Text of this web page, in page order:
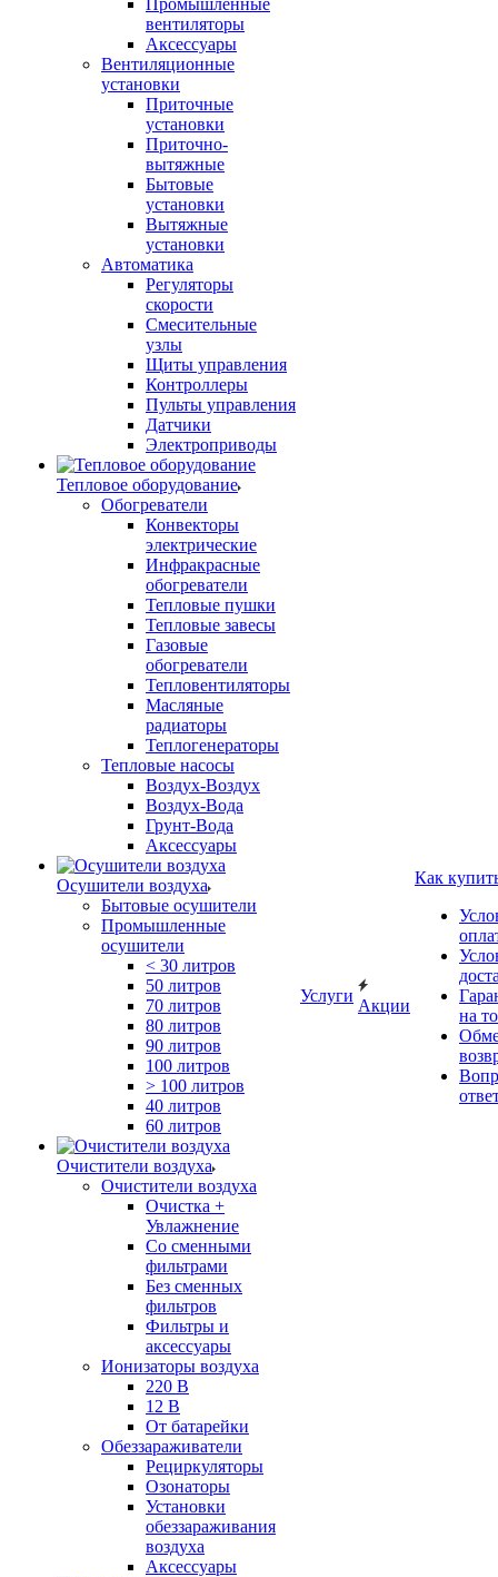
Промышленные
вентиляторы
Аксессуары
Вентиляционные
установки
Приточные
установки
Приточно-
вытяжные
Бытовые
установки
Вытяжные
установки
Автоматика
Регуляторы
скорости
Смесительные
узлы
Щиты управления
Контроллеры
Пульты управления
Датчики
Электроприводы
Тепловое оборудование
Обогреватели
Конвекторы
электрические
Инфракрасные
обогреватели
Тепловые пушки
Тепловые завесы
Газовые
обогреватели
Тепловентиляторы
Масляные
радиаторы
Теплогенераторы
Тепловые насосы
Воздух-Воздух
Воздух-Вода
Грунт-Вода
Аксессуары
Осушители воздуха
Бытовые осушители
Промышленные
осушители
< 30 литров
50 литров
70 литров
80 литров
90 литров
100 литров
> 100 литров
40 литров
60 литров
Очистители воздуха
Очистители воздуха
Очистка +
Увлажнение
Cо сменными
фильтрами
Без сменных
фильтров
Фильтры и
аксессуары
Ионизаторы воздуха
220 В
12 В
От батарейки
Обеззараживатели
Рециркуляторы
Озонаторы
Установки
обеззараживания
воздуха
Аксессуары
Услуги
Акции
Как
на